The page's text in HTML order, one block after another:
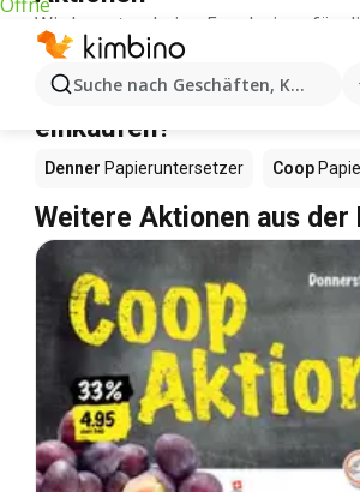
Suche nach Geschäften,
Wir konnten keine Ergebnisse für
finden.
Papieruntersetzer im
einkaufen?
Denner Papieruntersetzer Coop
Weitere Aktionen aus der